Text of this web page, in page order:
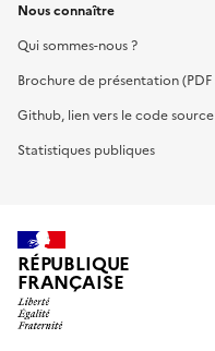
Nous connaître
Qui sommes-nous ?
Brochure de présentation (PDF
Github, lien vers le code
Statistiques publiques
RÉPUBLIQUE
FRANÇAISE